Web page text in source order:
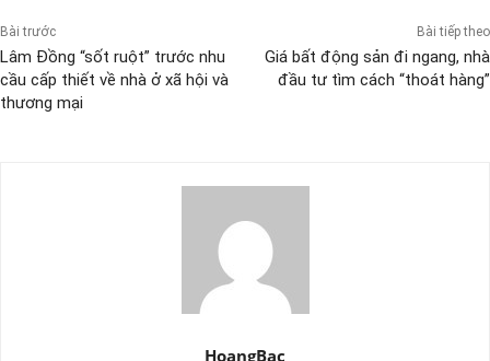
Bài trước
Lâm Đồng “sốt ruột” trước nhu
cầu cấp thiết về nhà ở xã hội và
thương mại
Bài tiếp theo
Giá bất động sản đi ngang, nhà
đầu tư tìm cách “thoát hàng”
HoangBac